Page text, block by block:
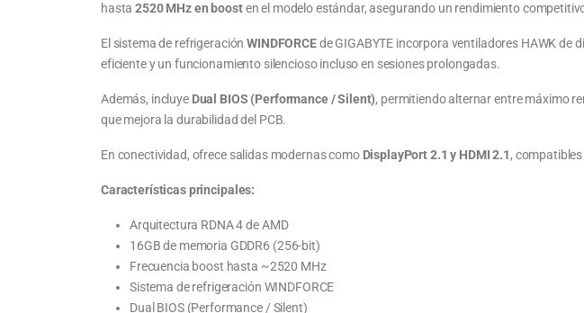
hasta2520 MHz en boosten el modelo estándar, asegurando un rendimiento
El sistema de refrigeraciónWINDFORCEde GIGABYTE incorpora ventiladores HAWK de
eficiente y un funcionamiento silencioso incluso en sesiones prolongadas.
Además, incluye Dual BIOS (Performance / Silent), permitiendo alternar entre máximo
que mejora la durabilidad del PCB.
En conectividad, ofrece salidas modernas como DisplayPort 2.1 y HDMI 2.1,
Características principales:
Arquitectura RDNA 4 de AMD
16GB de memoria GDDR6 (256-bit)
Frecuencia boost hasta ~2520 MHz
Sistema de refrigeración WINDFORCE
Dual BIOS (Performance / Silent)